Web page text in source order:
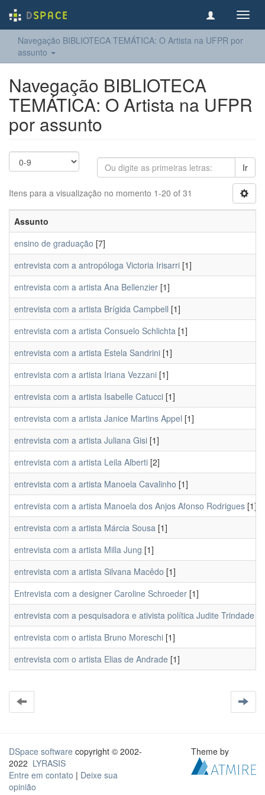
Navegação BIBLIOTECA TEMÁTICA: O Artista na UFPR por
assunto
Navegação BIBLIOTECA
TEMÁTICA: O Artista na UFPR
por assunto
Ir
Itens para a visualização no momento 1-20 of 31
Assunto
ensino de graduação [7]
entrevista com a antropóloga Victoria Irisarri [1]
entrevista com a artista Ana Bellenzier [1]
entrevista com a artista Brígida Campbell [1]
entrevista com a artista Consuelo Schlichta [1]
entrevista com a artista Estela Sandrini [1]
entrevista com a artista Iriana Vezzani [1]
entrevista com a artista Isabelle Catucci [1]
entrevista com a artista Janice Martins Appel [1]
entrevista com a artista Juliana Gisi [1]
entrevista com a artista Leila Alberti [2]
entrevista com a artista Manoela Cavalinho [1]
entrevista com a artista Manoela dos Anjos Afonso Rodrigues [1]
entrevista com a artista Márcia Sousa [1]
entrevista com a artista Milla Jung [1]
entrevista com a artista Silvana Macêdo [1]
Entrevista com a designer Caroline Schroeder [1]
entrevista com a pesquisadora e ativista política Judite Trindade
entrevista com o artista Bruno Moreschi [1]
entrevista com o artista Elias de Andrade [1]
DSpace software copyright © 2002-
2022 LYRASIS
Entre em contato | Deixe sua
opinião
Theme by